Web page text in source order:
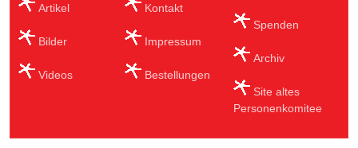
Artikel
Bilder
Videos
Kontakt
Impressum
Bestellungen
Spenden
Archiv
Site altes
Personenkomitee